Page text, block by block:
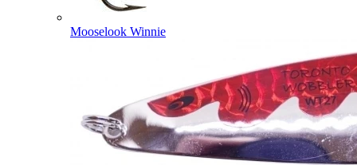
Mooselook Winnie